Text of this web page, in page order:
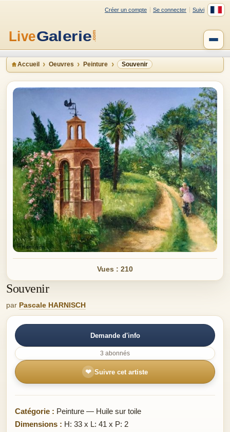
Créer un compte Se connecter Suivi
Accueil Oeuvres Peinture Souvenir
Vues : 210
Souvenir
par Pascale HARNISCH
Demande d'info
3 abonnés
❤ Suivre cet artiste
Catégorie : Peinture — Huile sur toile
Dimensions : H: 33 x L: 41 x P: 2